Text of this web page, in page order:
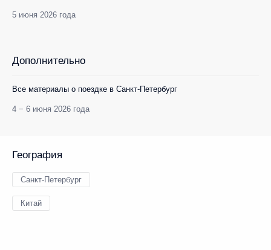
5 июня 2026 года
Дополнительно
Все материалы о поездке в Санкт-Петербург
4 − 6 июня 2026 года
География
Санкт-Петербург
Китай